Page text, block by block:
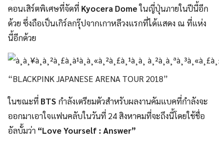
คอนเสิร์ตพิเศษที่จัดที่ Kyocera Domeในญี่ปุ่นภายในปีนี้อีก
ด้วย ซึ่งถือเป็นเกิร์ลกรุ๊ปจากเกาหลีวงแรกที่ได้แสดง ณ ที่แห่ง
นี้อีกด้วย
“BLACKPINK JAPANESE ARENA TOUR 2018”
ในขณะที่ BTS กำลังเตรียมตัวสำหรับผลงานคัมแบคที่กำลังจะ
ออกมาเอาใจแฟนคลับในวันที่ 24 สิงหาคมที่จะถึงนี้โดยใช้ชื่อ
อัลบั้มว่า “Love Yourself : Answer”